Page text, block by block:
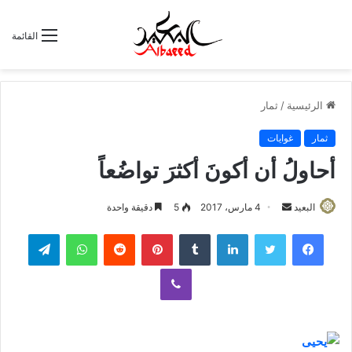
القائمة
الرئيسية / ثمار
ثمار غوايات
أحاولُ أن أكونَ أكثرَ تواضُعاً
البعيد
س
ل
4 مارس، 2017 5 دقيقة واحدة
لينكدإن بينتيريست واتساب
ڤايبر